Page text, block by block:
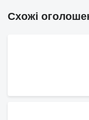
Схожі